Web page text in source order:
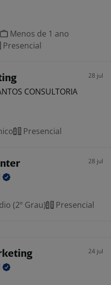
Menos de 1 ano
Presencial
28 jul
CONSULTORIA
Presencial
28 jul
(2º Grau) Presencial
24 jul